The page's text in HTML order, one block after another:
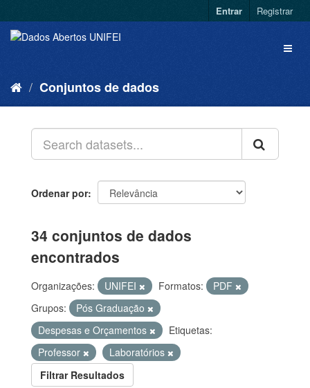
Entrar Registrar
Conjuntos de dados
Ordenar por
34 conjuntos de dados
encontrados
Organizações: UNIFEI Formatos:
PDF
Grupos:
Pós Graduação
Despesas e Orçamentos
Etiquetas:
Professor
Laboratórios
Filtrar Resultados